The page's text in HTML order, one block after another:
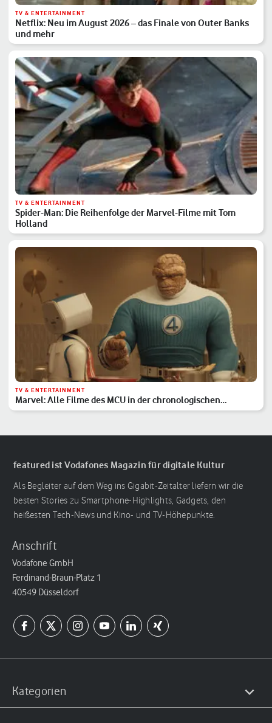
TV & ENTERTAINMENT
Netflix: Neu im August 2026 – das Finale von Outer Banks
und mehr
TV & ENTERTAINMENT
Spider-Man: Die Reihenfolge der Marvel-Filme mit Tom
Holland
TV & ENTERTAINMENT
Marvel: Alle Filme des MCU in der chronologischen
Reihenfolge
featured ist Vodafones Magazin für digitale Kultur
Als Begleiter auf dem Weg ins Gigabit-Zeitalter liefern wir die
besten Stories zu Smartphone-Highlights, Gadgets, den
heißesten Tech-News und Kino- und TV-Höhepunkte.
Anschrift
Vodafone GmbH
Ferdinand-Braun-Platz 1
40549 Düsseldorf
Kategorien